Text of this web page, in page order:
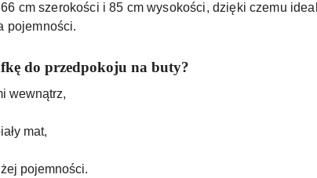
cm szerokości i 85 cm wysokości, dzięki czemu
pojemności.
do przedpokoju na buty?
wewnątrz,
mat,
pojemności.